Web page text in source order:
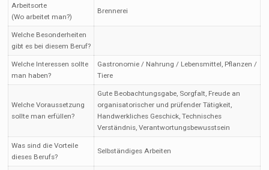
Arbeitsorte
(Wo arbeitet man?)
Brennerei
Welche Besonderheiten
gibt es bei diesem Beruf?
Welche Interessen sollte
man haben?
Gastronomie / Nahrung / Lebensmittel, Pflanzen /
Tiere
Welche Voraussetzung
sollte man erfüllen?
Gute Beobachtungsgabe, Sorgfalt, Freude an
organisatorischer und prüfender Tätigkeit,
Handwerkliches Geschick, Technisches
Verständnis, Verantwortungsbewusstsein
Was sind die Vorteile
dieses Berufs?
Selbständiges Arbeiten